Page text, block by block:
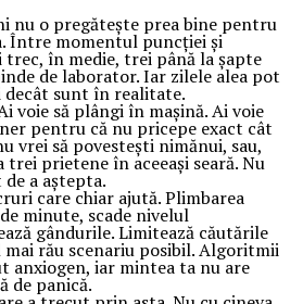
nu o pregătește prea bine pentru
Între momentul puncției și
în medie, trei până la șapte
de laborator. Iar zilele alea pot
sunt în realitate.
voie să plângi în mașină. Ai voie
pentru că nu pricepe exact cât
vrei să povestești nimănui, sau,
prietene în aceeași seară. Nu
a aștepta.
care chiar ajută. Plimbarea
minute, scade nivelul
gândurile. Limitează căutările
mai rău scenariu posibil. Algoritmii
anxiogen, iar mintea ta nu are
de panică.